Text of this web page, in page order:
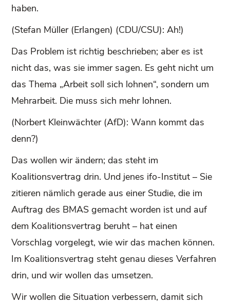
haben.
(Stefan Müller (Erlangen) (CDU/CSU): Ah!)
Das Problem ist richtig beschrieben; aber es ist
nicht das, was sie immer sagen. Es geht nicht um
das Thema „Arbeit soll sich lohnen“, sondern um
Mehrarbeit. Die muss sich mehr lohnen.
(Norbert Kleinwächter (AfD): Wann kommt das
denn?)
Das wollen wir ändern; das steht im
Koalitionsvertrag drin. Und jenes ifo-Institut – Sie
zitieren nämlich gerade aus einer Studie, die im
Auftrag des BMAS gemacht worden ist und auf
dem Koalitionsvertrag beruht – hat einen
Vorschlag vorgelegt, wie wir das machen können.
Im Koalitionsvertrag steht genau dieses Verfahren
drin, und wir wollen das umsetzen.
Wir wollen die Situation verbessern, damit sich